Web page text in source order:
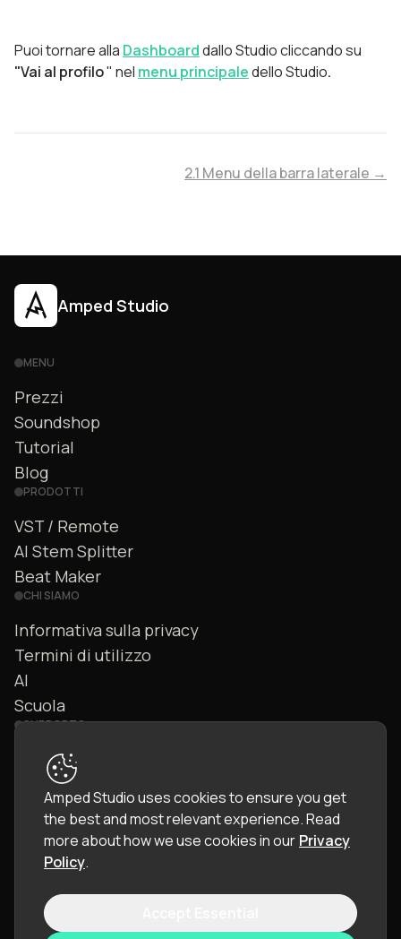
Puoi tornare alla Dashboarddallo Studio cliccando su
"Vai al profilo" nel menu principaledello Studio.
2.1 Menu della barra laterale →
Amped Studio
MENU
Prezzi
Soundshop
Tutorial
Blog
PRODOTTI
VST / Remote
AI Stem Splitter
Beat Maker
CHI SIAMO
Informativa sulla privacy
Termini di utilizzo
AI
Scuola
SUPPORTO
Contattaci
Community
Manuale
Amped Studio uses cookies to ensure you get
the best and most relevant experience.Read
more about how we use cookies in our Privacy
Policy.